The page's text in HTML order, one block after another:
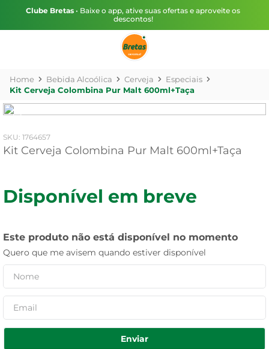
Clube Bretas • Baixe o app, ative suas ofertas e aproveite os
descontos!
Bebida Alcoólica Cerveja
Especiais
Kit Cerveja Colombina Pur Malt 600ml+Taça
: 1764657
Kit Cerveja Colombina Pur Malt 600ml+Taça
Disponível em breve
Este produto não está disponível no momento
Quero que me avisem quando estiver disponível
Enviar